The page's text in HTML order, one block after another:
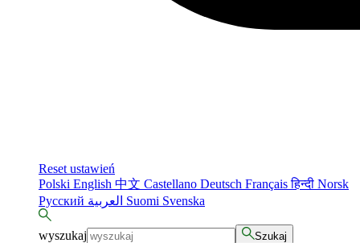
Reset ustawień
Polski English 中文 Castellano Deutsch Françaisहिन्दी Norsk
Русский
Suomi Svenska
wyszukaj Szukaj